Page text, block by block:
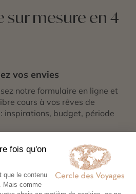
sur mesure en 4
vos envies
notre formulaire en ligne et
cours à vos rêves de
inspirations, budget, période
votre itinéraire
avec un conseiller-expert
un voyage à votre image,
vos envies et à votre rythme.